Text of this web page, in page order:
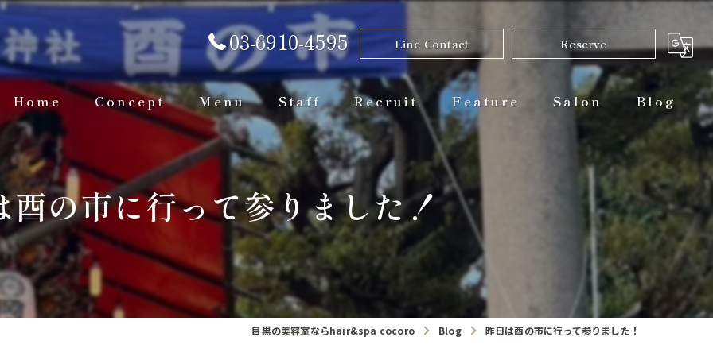
03-6910-4595 Line Contact Reserve
Home Concept Menu Staff Recruit Feature
カット
カラー
パーマ
トリートメント
縮毛矯正
Salon Blog
酉の市に行って参りました！
目黒の美容室ならhair&spa cocoro Blog 昨日は酉の市に行って参りました！